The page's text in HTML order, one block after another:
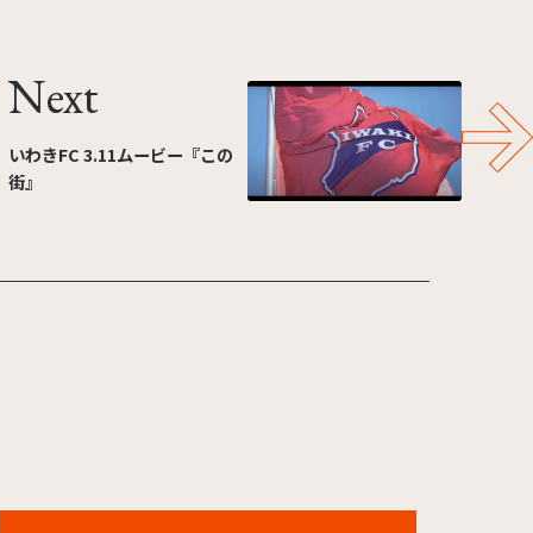
Next
いわきFC 3.11ムービー『この
街』